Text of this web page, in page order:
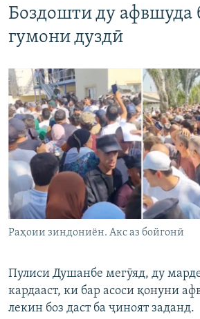
Боздошти ду афвшуда
гумони дуздӣ
Раҳоии зиндониён. Акс аз бойгонӣ
Пулиси Душанбе мегӯяд, ду
кардааст, ки бар асоси қонуни
лекин боз даст ба ҷиноят заданд.